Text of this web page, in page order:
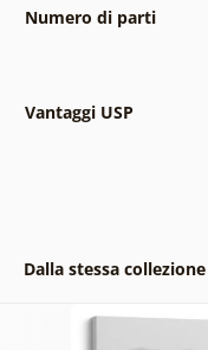
Numero di parti
Vantaggi USP
Dalla stessa collezione